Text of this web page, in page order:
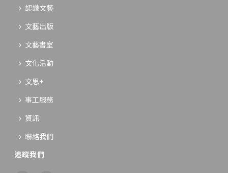
認識文藝
文藝出版
文藝書室
文化活動
文思+
事工服務
資訊
聯絡我們
追蹤我們